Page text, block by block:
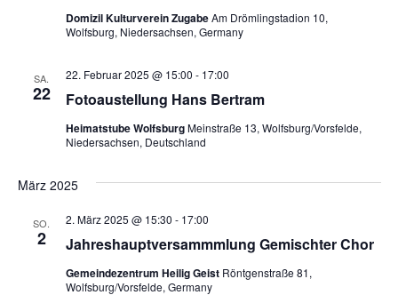
Domizil Kulturverein ZugabeAm Drömlingstadion 10,
Wolfsburg, Niedersachsen, Germany
SA.
22 Fotoaustellung Hans Bertram
22. Februar 2025 @ 15:00 - 17:00
Heimatstube WolfsburgMeinstraße 13, Wolfsburg/Vorsfelde,
Niedersachsen, Deutschland
März 2025
SO.
2 Jahreshauptversammmlung Gemischter Chor
2. März 2025 @ 15:30 - 17:00
Gemeindezentrum Heilig Geist Röntgenstraße 81,
Wolfsburg/Vorsfelde, Germany